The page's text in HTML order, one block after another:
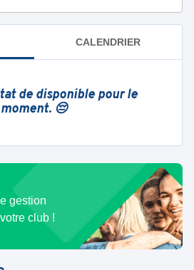
CALENDRIER
de disponible pour le
moment. 😔
gestion
club !